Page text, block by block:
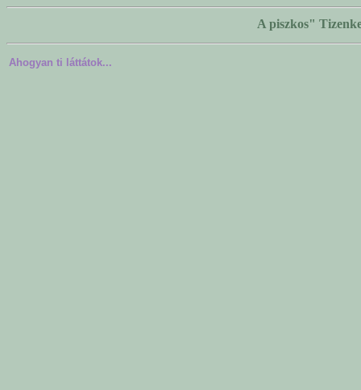
A piszkos"
Ahogyan ti láttátok...